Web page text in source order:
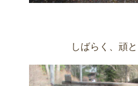
しばらく、頑